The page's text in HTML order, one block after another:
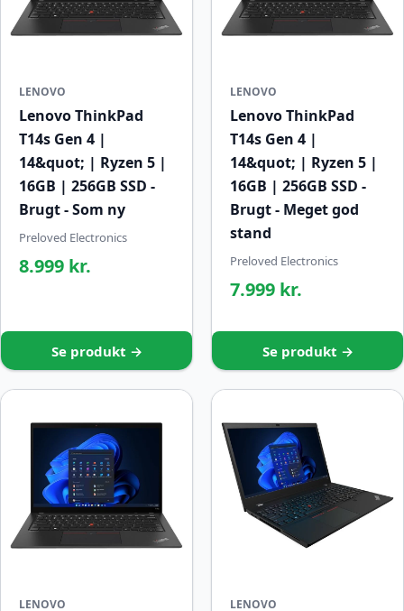
LENOVO
Lenovo ThinkPad
T14s Gen 4 |
14&quot; | Ryzen 5 |
16GB | 256GB SSD -
Brugt - Som ny
Preloved Electronics
8.999 kr.
Se produkt →
LENOVO
Lenovo ThinkPad
T14s Gen 4 |
14&quot; | Ryzen 5 |
16GB | 256GB SSD -
Brugt - Meget god
stand
Preloved Electronics
7.999 kr.
Se produkt →
LENOVO LENOVO